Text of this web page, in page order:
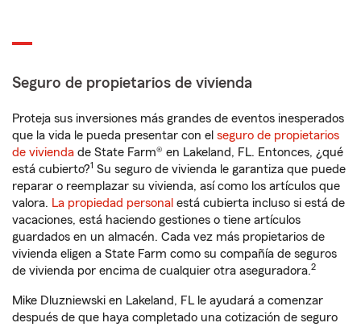
Seguro de propietarios de vivienda
Proteja sus inversiones más grandes de eventos inesperados
que la vida le pueda presentar con el seguro de propietarios
de vivienda de State Farm® en Lakeland, FL. Entonces, ¿qué
está cubierto?1 Su seguro de vivienda le garantiza que puede
reparar o reemplazar su vivienda, así como los artículos que
valora. La propiedad personal está cubierta incluso si está de
vacaciones, está haciendo gestiones o tiene artículos
guardados en un almacén. Cada vez más propietarios de
vivienda eligen a State Farm como su compañía de seguros
de vivienda por encima de cualquier otra aseguradora.2
Mike Dluzniewski en Lakeland, FL le ayudará a comenzar
después de que haya completado una cotización de seguro